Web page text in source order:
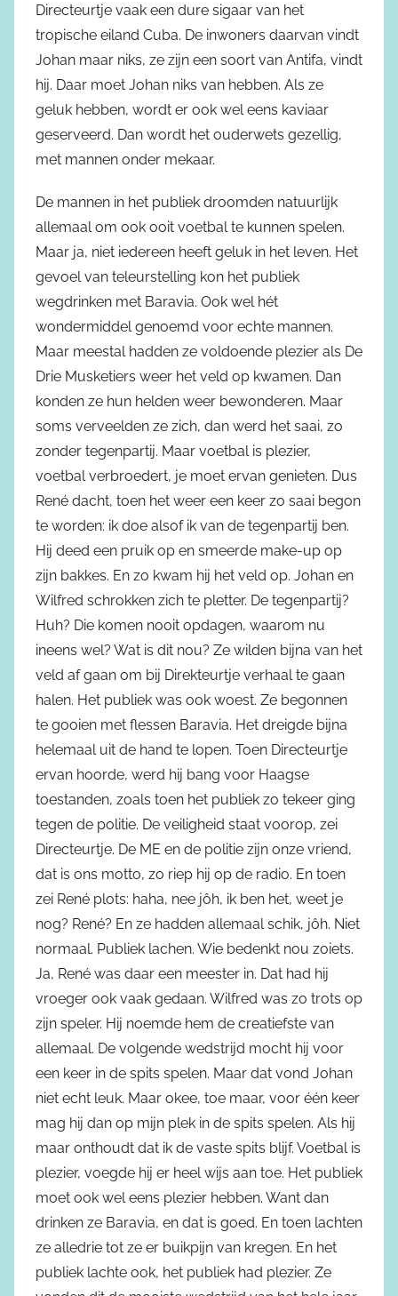
Directeurtje vaak een dure sigaar van het
tropische eiland Cuba. De inwoners daarvan vindt
Johan maar niks, ze zijn een soort van Antifa, vindt
hij. Daar moet Johan niks van hebben. Als ze
geluk hebben, wordt er ook wel eens kaviaar
geserveerd. Dan wordt het ouderwets gezellig,
met mannen onder mekaar.
De mannen in het publiek droomden natuurlijk
allemaal om ook ooit voetbal te kunnen spelen.
Maar ja, niet iedereen heeft geluk in het leven. Het
gevoel van teleurstelling kon het publiek
wegdrinken met Baravia. Ook wel hét
wondermiddel genoemd voor echte mannen.
Maar meestal hadden ze voldoende plezier als De
Drie Musketiers weer het veld op kwamen. Dan
konden ze hun helden weer bewonderen. Maar
soms verveelden ze zich, dan werd het saai, zo
zonder tegenpartij. Maar voetbal is plezier,
voetbal verbroedert, je moet ervan genieten. Dus
René dacht, toen het weer een keer zo saai begon
te worden: ik doe alsof ik van de tegenpartij ben.
Hij deed een pruik op en smeerde make-up op
zijn bakkes. En zo kwam hij het veld op. Johan en
Wilfred schrokken zich te pletter. De tegenpartij?
Huh? Die komen nooit opdagen, waarom nu
ineens wel? Wat is dit nou? Ze wilden bijna van het
veld af gaan om bij Direkteurtje verhaal te gaan
halen. Het publiek was ook woest. Ze begonnen
te gooien met flessen Baravia. Het dreigde bijna
helemaal uit de hand te lopen. Toen Directeurtje
ervan hoorde, werd hij bang voor Haagse
toestanden, zoals toen het publiek zo tekeer ging
tegen de politie. De veiligheid staat voorop, zei
Directeurtje. De ME en de politie zijn onze vriend,
dat is ons motto, zo riep hij op de radio. En toen
zei René plots: haha, nee jôh, ik ben het, weet je
nog? René? En ze hadden allemaal schik, jôh. Niet
normaal. Publiek lachen. Wie bedenkt nou zoiets.
Ja, René was daar een meester in. Dat had hij
vroeger ook vaak gedaan. Wilfred was zo trots op
zijn speler. Hij noemde hem de creatiefste van
allemaal. De volgende wedstrijd mocht hij voor
een keer in de spits spelen. Maar dat vond Johan
niet echt leuk. Maar okee, toe maar, voor één keer
mag hij dan op mijn plek in de spits spelen. Als hij
maar onthoudt dat ik de vaste spits blijf. Voetbal is
plezier, voegde hij er heel wijs aan toe. Het publiek
moet ook wel eens plezier hebben. Want dan
drinken ze Baravia, en dat is goed. En toen lachten
ze alledrie tot ze er buikpijn van kregen. En het
publiek lachte ook, het publiek had plezier. Ze